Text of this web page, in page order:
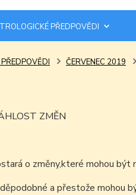
PŘEDPOVĚDI
ČERVENEC 2019
ZMĚN
o změny,které mohou být
a přestože